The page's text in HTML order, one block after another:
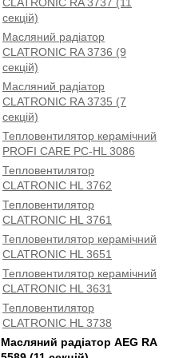
секцій)
Масляний радіатор
CLATRONIC RA 3736 (9
секцій)
Масляний радіатор
CLATRONIC RA 3735 (7
секцій)
Тепловентилятор керамічний
PROFI CARE PC-HL 3086
Тепловентилятор
CLATRONIC HL 3762
Тепловентилятор
CLATRONIC HL 3761
Тепловентилятор керамічний
CLATRONIC HL 3651
Тепловентилятор керамічний
CLATRONIC HL 3631
Тепловентилятор
CLATRONIC HL 3738
Масляний радіатор AEG RA